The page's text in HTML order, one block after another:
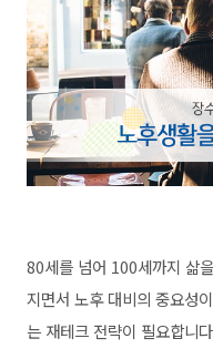
80세를 넘어 100세까지 삶
지면서 노후 대비의 중요성
는 재테크 전략이 필요합니